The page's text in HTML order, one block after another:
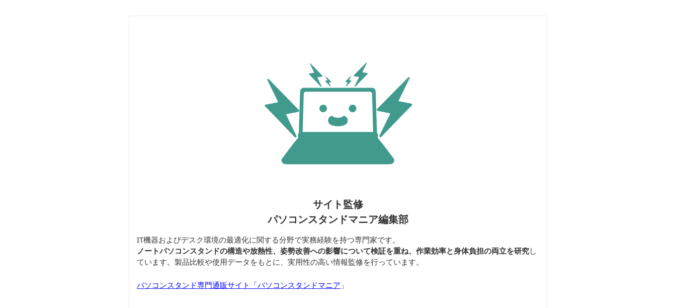
サイト監修
パソコンスタンドマニア編集部
IT機器およびデスク環境の最適化に関する分野で実務経験を持つ専門家です。
ノートパソコンスタンドの構造や放熱性、姿勢改善への影響について検証を重ね、作業効率と身体負担の両立を研究し
ています。製品比較や使用データをもとに、実用性の高い情報監修を行っています。
パソコンスタンド専門通販サイト「パソコンスタンドマニア 」